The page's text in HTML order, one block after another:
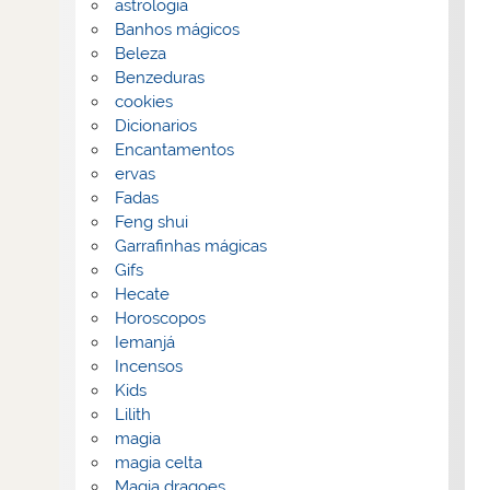
astrologia
Banhos mágicos
Beleza
Benzeduras
cookies
Dicionarios
Encantamentos
ervas
Fadas
Feng shui
Garrafinhas mágicas
Gifs
Hecate
Horoscopos
Iemanjá
Incensos
Kids
Lilith
magia
magia celta